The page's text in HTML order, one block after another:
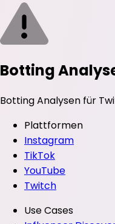
Botting
Botting Analysen für
Plattformen
Instagram
TikTok
YouTube
Twitch
Use Cases